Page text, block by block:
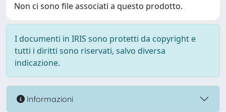
Non ci sono file associati a questo prodotto.
I documenti in IRIS sono protetti da copyright e
tutti i diritti sono riservati, salvo diversa
indicazione.
Informazioni